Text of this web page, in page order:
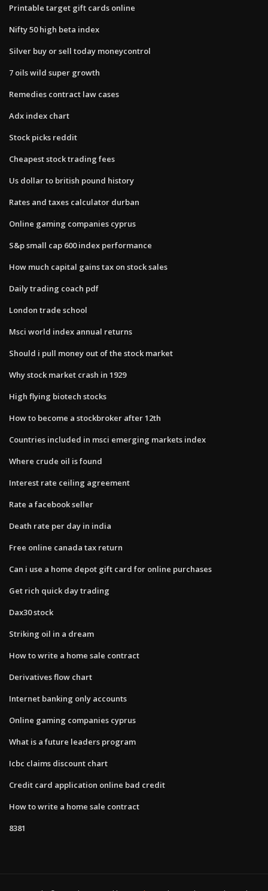
Printable target gift cards online
Nifty 50 high beta index
Silver buy or sell today moneycontrol
7 oils wild super growth
Remedies contract law cases
Adx index chart
Stock picks reddit
Cheapest stock trading fees
Us dollar to british pound history
Rates and taxes calculator durban
Online gaming companies cyprus
S&p small cap 600 index performance
How much capital gains tax on stock sales
Daily trading coach pdf
London trade school
Msci world index annual returns
Should i pull money out of the stock market
Why stock market crash in 1929
High flying biotech stocks
How to become a stockbroker after 12th
Countries included in msci emerging markets index
Where crude oil is found
Interest rate ceiling agreement
Rate a facebook seller
Death rate per day in india
Free online canada tax return
Can i use a home depot gift card for online purchases
Get rich quick day trading
Dax30 stock
Striking oil in a dream
How to write a home sale contract
Derivatives flow chart
Internet banking only accounts
Online gaming companies cyprus
What is a future leaders program
Icbc claims discount chart
Credit card application online bad credit
How to write a home sale contract
8381